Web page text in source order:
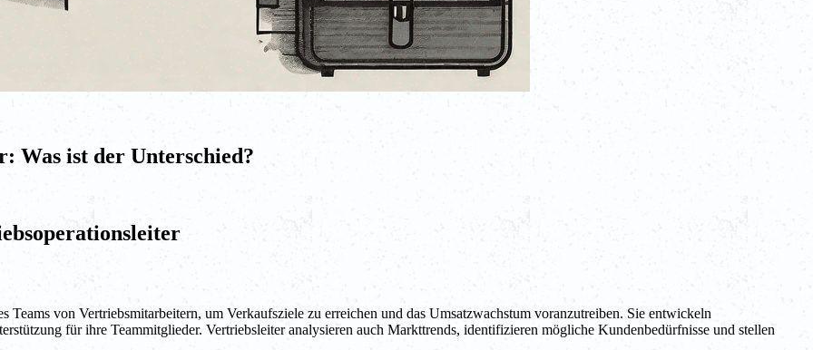
Was ist der Unterschied?
von Vertriebsmitarbeitern, um Verkaufsziele zu erreichen und das Umsatzwachstum voranzutreiben. Sie entwickeln
für ihre Teammitglieder. Vertriebsleiter analysieren auch Markttrends, identifizieren mögliche Kundenbedürfnisse und stellen